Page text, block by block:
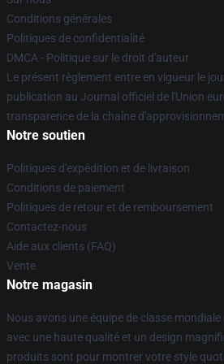
Conditions générales
Politiques de confidentialité
DMCA - Politique sur le droit d'auteur
Le présent règlement entre en vigueur le
publication au Journal officiel de l'Union
transparence de la chaîne
Notre soutien
Politiques d'expédition et de livraison
Conditions de paiement
Politiques de retour et de remboursement
Contactez-nous
Aide aux clients (FAQ)
Vente
Notre magasin
Nous avons une équipe de classe
avec une haute qualité et un design
produits sont pour montrer votre style